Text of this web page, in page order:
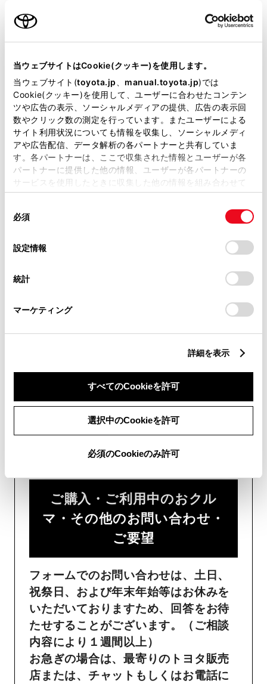
当ウェブサイトはCookie(クッキー)を使用します。
当ウェブサイト(toyota.jp manual.toyota.jp)では
Cookie(クッキー)を使用して、ユーザーに合わせたコンテン
ツや広告の表示、ソーシャルメディアの提供、広告の表示回
数やクリック数の測定を行っています。またユーザーによる
サイト利用状況についても情報を収集し、ソーシャルメディ
アや広告配信、データ解析の各パートナーと共有していま
す。各パートナーは、ここで収集された情報とユーザーが各
パートナーに提供した他の情報、ユーザーが各パートナーの
サービスを使用したときに収集した他の情報を組み合わせて
使用することがあります。当ウェブサイトの使用を続行する
デバイスにすべてのCookie(クッキー)が保存されることに同
意したことになります。Cookie(クッキー)のオプトアウト、
設定の変更、同意を撤回したりするにあたっては、当社の
「Cookie（クッキー）情報の取り扱いについて
」をご覧くだ
必須
設定情報
統計
マーケティング
詳細を表示
すべてのCookieを許可
選択中のCookieを許可
必須のCookieのみ許可
用意いただくとスムーズな対応
が可能です。
リコール等情報はこちら
チャットでお問い合わせ
受付：10:00～18:00
チャットでのお問い合わせはお待たせ
時間が少なくご案内が可能です。
フォームでお問い合わせ
受付：24時間受付
ご購入・ご利用中のおクル
マ・その他のお問い合わせ・
ご要望​
フォームでのお問い合わせは、土日、
祝祭日、および年末年始等はお休みを
いただいておりますため、回答をお待
たせすることがございます。（ご相談
内容により１週間以上）
お急ぎの場合は、最寄りのトヨタ販売
店または、チャットもしくはお電話に